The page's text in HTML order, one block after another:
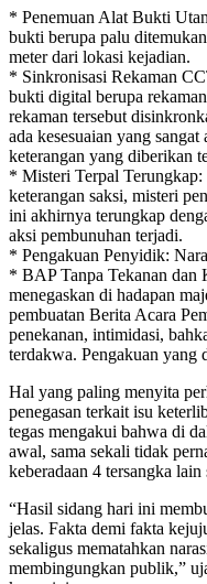
* Penemuan Alat Bukti
bukti berupa palu
meter dari lokasi kejadian.
* Sinkronisasi Rekaman
bukti digital berupa
rekaman tersebut
ada kesesuaian yang
keterangan yang diberikan
* Misteri Terpal
keterangan saksi, misteri
ini akhirnya terungkap
aksi pembunuhan terjadi.
* Pengakuan Penyidik:
* BAP Tanpa Tekanan dan
menegaskan di hadapan
pembuatan Berita Acara
penekanan, intimidasi,
terdakwa. Pengakuan yang
Hal yang paling menyita
penegasan terkait isu
tegas mengakui bahwa di
awal, sama sekali tidak
keberadaan 4 tersangka
“Hasil sidang hari ini
jelas. Fakta demi fakta
sekaligus mematahkan
membingungkan publik,”